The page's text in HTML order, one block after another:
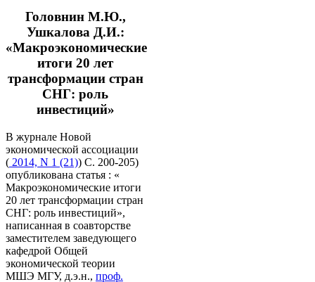
Головнин М.Ю.,
Ушкалова Д.И.:
«Макроэкономические
итоги 20 лет
трансформации стран
СНГ: роль
инвестиций»
В журнале Новой
экономической ассоциации
( 2014, N 1 (21)) C. 200-205)
опубликована статья : «
Макроэкономические итоги
20 лет трансформации стран
СНГ: роль инвестиций»,
написанная в соавторстве
заместителем заведующего
кафедрой Общей
экономической теории
МШЭ МГУ, д.э.н., проф.